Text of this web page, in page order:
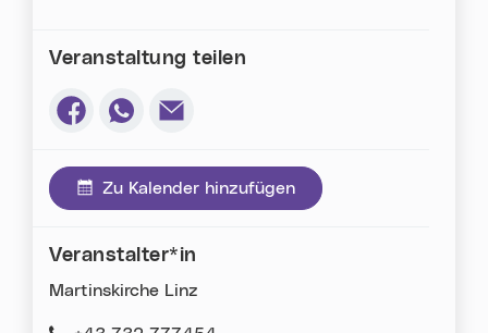
Veranstaltung teilen
Zu Kalender hinzufügen
Veranstalter*in
Martinskirche Linz